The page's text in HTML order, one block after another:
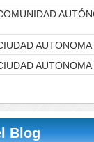
AUTONOMA
Blog